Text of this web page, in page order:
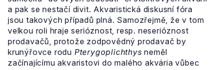
a pak se nestačí divit. Akvaristická diskusní fóra
jsou takových případů plná. Samozřejmě, že v tom
velkou roli hraje serióznost, resp. neserióznost
prodavačů, protože zodpovědný prodavač by
krunýřovce rodu Pterygoplichthys neměl
začínajícímu akvaristovi do malého akvária vůbec